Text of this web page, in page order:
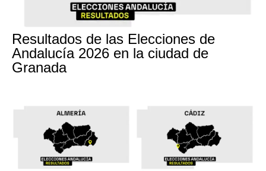
Resultados de las Elecciones de
Andalucía 2026 en la ciudad de
Granada